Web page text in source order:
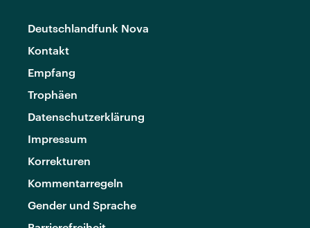
Deutschlandfunk Nova
Kontakt
Empfang
Trophäen
Datenschutzerklärung
Impressum
Korrekturen
Kommentarregeln
Gender und Sprache